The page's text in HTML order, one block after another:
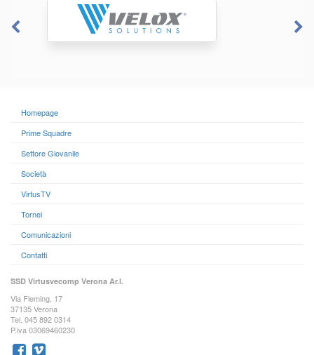
Homepage
Prime Squadre
Settore Giovanile
Società
VirtusTV
Tornei
Comunicazioni
Contatti
SSD Virtusvecomp Verona Ar.l.
Via Fleming, 17
37135 Verona
Tel. 045 892 0314
P.iva 03069460230